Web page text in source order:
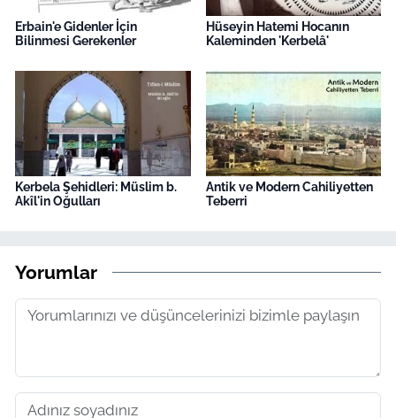
Erbain'e Gidenler İçin
Bilinmesi Gerekenler
Hüseyin Hatemi Hocanın
Kaleminden 'Kerbelâ'
Kerbela Şehidleri: Müslim b.
Akîl'in Oğulları
Antik ve Modern Cahiliyetten
Teberri
Yorumlar